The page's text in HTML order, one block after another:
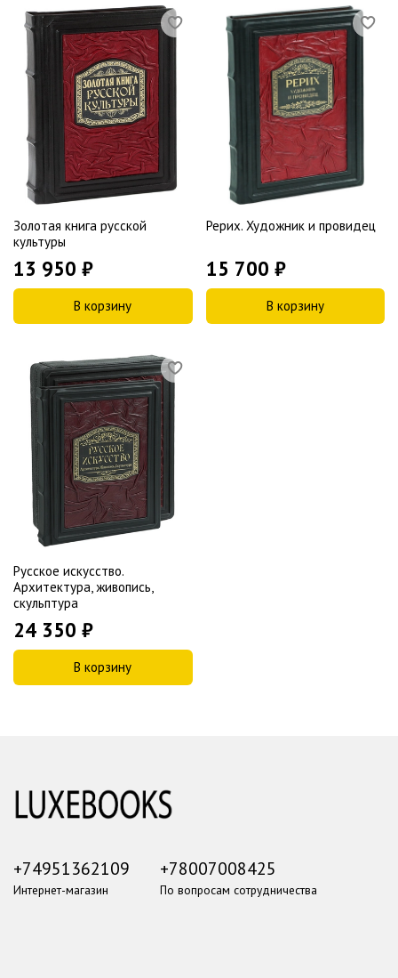
Золотая книга русской
культуры
13 950 ₽
В корзину
Рерих. Художник и провидец
15 700 ₽
В корзину
Русское искусство.
Архитектура, живопись,
скульптура
24 350 ₽
В корзину
+74951362109
Интернет-магазин
+78007008425
По вопросам сотрудничества